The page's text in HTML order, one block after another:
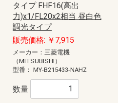
タイプ FHF16(高出
力)x1/FL20x2相当 昼白色
調光タイプ
販売価格: ￥7,915
メーカー：三菱電機
（MITSUBISHI）
型番： MY-B215433-NAHZ
数量